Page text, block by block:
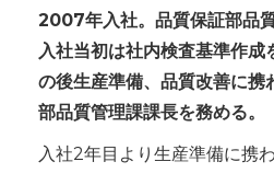
2007年入社。品質保証部品
入社当初は社内検査基準作成
の後生産準備、品質改善に携
部品質管理課課長を務める。
入社2年目より生産準備に携